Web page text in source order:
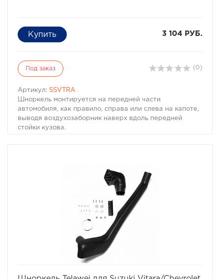
3 104 РУБ.
Под заказ (0)
Артикул: SSVTRA
Шноркель монтируется на передней части
автомобиля, как правило, справа или слева на капоте,
выводя воздухозаборник наверх вдоль передней
стойки кузова.
- Гораздо меньшее количество пыли попадает в
Материал: спецполиэтилен LLDPE, легкий,
долговечный, ударопрочный, устойчивый к
ультрафиолету и предельным температурам.
Шноркель поставляется с установочным комплектом.
Расположение: с правой стороны капота